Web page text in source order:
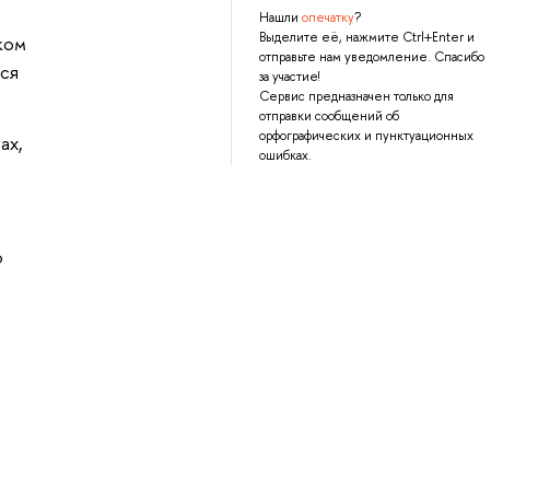
Нашли опечатку?
Выделите её, нажмите Ctrl+Enter и
отправьте нам уведомление. Спасибо
за участие!
Сервис предназначен только для
отправки сообщений об
орфографических и пунктуационных
ошибках.